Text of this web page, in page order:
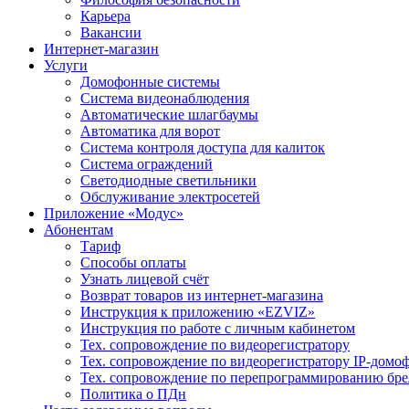
Карьера
Вакансии
Интернет-магазин
Услуги
Домофонные системы
Система видеонаблюдения
Автоматические шлагбаумы
Автоматика для ворот
Система контроля доступа для калиток
Система ограждений
Светодиодные светильники
Обслуживание электросетей
Приложение «Модус»
Абонентам
Тариф
Способы оплаты
Узнать лицевой счёт
Возврат товаров из интернет-магазина
Инструкция к приложению «EZVIZ»
Инструкция по работе с личным кабинетом
Тех. сопровождение по видеорегистратору
Тех. сопровождение по видеорегистратору IP-
Тех. сопровождение по перепрограммированию
Политика о ПДн